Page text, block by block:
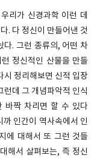
리가 신경과학 이런 데
. 다 정신이 만들어낸 것
다. 그런 종류의, 어떤 차
정신적인 산물을 만들
시 정리해보면 신적 입장
런데 그 개념파악적 인식
바짝 차리면 할 수 있다
인간이 역사속에서 인
에 대해서 또 그런 것들
해서 살펴보는, 즉 정신